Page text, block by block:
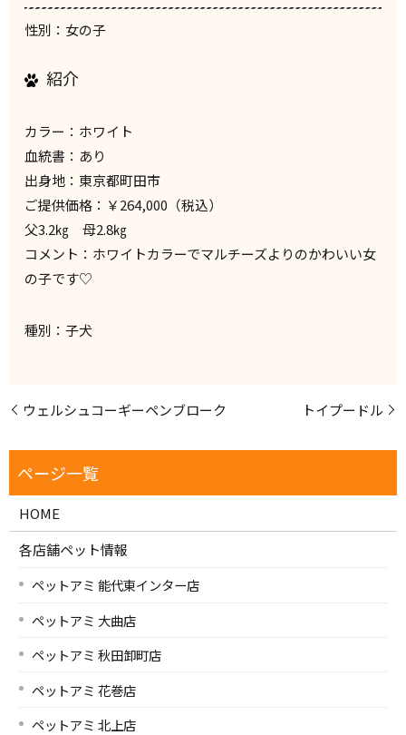
性別：女の子
紹介
カラー：ホワイト
血統書：あり
出身地：東京都町田市
ご提供価格：￥264,000（税込）
父3.2㎏ 母2.8㎏
コメント：ホワイトカラーでマルチーズよりのかわいい女
の子です♡
種別：子犬
ウェルシュコーギーペンブローク トイプードル
HOME
各店舗ペット情報
ペットアミ 能代東インター店
ペットアミ 大曲店
ペットアミ 秋田卸町店
ペットアミ 花巻店
ペットアミ 北上店